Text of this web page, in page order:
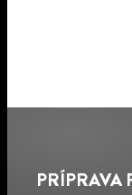
PRÍPRAVA